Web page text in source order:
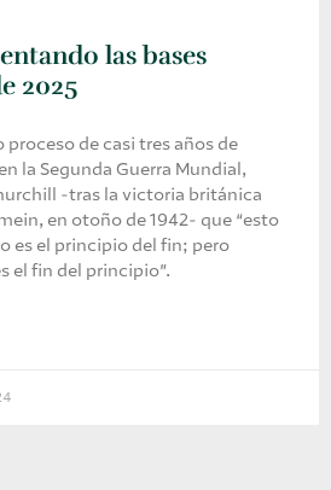
las bases
2025
proceso de casi tres años de
la Segunda Guerra Mundial,
-tras la victoria británica
en otoño de 1942- que “esto
es el principio del fin; pero
el fin del principio”.